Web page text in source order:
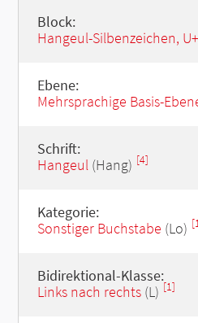
Block:
Hangeul-Silbenzeichen,
Ebene:
Mehrsprachige Basis-
Schrift:
Hangeul(Hang) [4]
Kategorie:
Sonstiger Buchstabe (Lo)
Bidirektional-Klasse:
Links nach rechts(L) [1]